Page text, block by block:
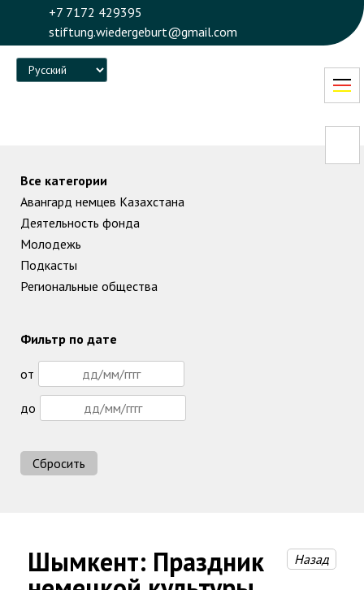
+7 7172 429395
stiftung.wiedergeburt@gmail.com
Language
Шымкент: Праздник Назад
Все категории
Авангард немцев Казахстана
Деятельность фонда
Молодежь
Подкасты
Региональные общества
Фильтр по дате
от
до
Сбросить